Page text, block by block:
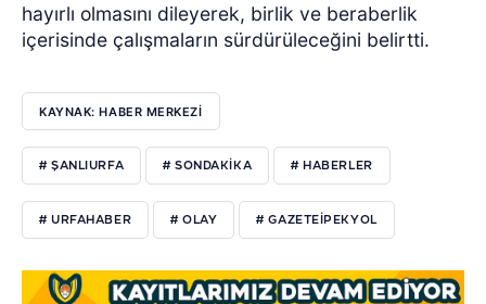
hayırlı olmasını dileyerek, birlik ve beraberlik
içerisinde çalışmaların sürdürüleceğini belirtti.
KAYNAK: HABER MERKEZI
# ŞANLIURFA # SONDAKIKA # HABERLER
# URFAHABER # OLAY # GAZETEIPEKYOL